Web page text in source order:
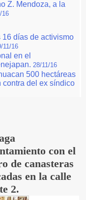
Z. Mendoza, a la
16
16 días de activismo
11/16
en el
28/11/16
500 hectáreas
contra del ex síndico
con el
de canasteras
en la calle
2.